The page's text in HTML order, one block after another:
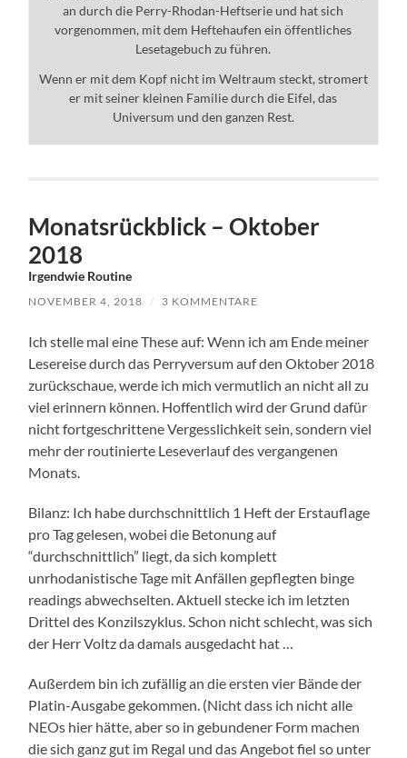
an durch die Perry-Rhodan-Heftserie und hat sich
vorgenommen, mit dem Heftehaufen ein öffentliches
Lesetagebuch zu führen.
Wenn er mit dem Kopf nicht im Weltraum steckt, stromert
er mit seiner kleinen Familie durch die Eifel, das
Universum und den ganzen Rest.
Monatsrückblick – Oktober
2018
Irgendwie Routine
NOVEMBER 4, 2018 / 3 KOMMENTARE
Ich stelle mal eine These auf: Wenn ich am Ende meiner
Lesereise durch das Perryversum auf den Oktober 2018
zurückschaue, werde ich mich vermutlich an nicht all zu
viel erinnern können. Hoffentlich wird der Grund dafür
nicht fortgeschrittene Vergesslichkeit sein, sondern viel
mehr der routinierte Leseverlauf des vergangenen
Monats.
Bilanz: Ich habe durchschnittlich 1 Heft der Erstauflage
pro Tag gelesen, wobei die Betonung auf
“durchschnittlich” liegt, da sich komplett
unrhodanistische Tage mit Anfällen gepflegten binge
readings abwechselten. Aktuell stecke ich im letzten
Drittel des Konzilszyklus. Schon nicht schlecht, was sich
der Herr Voltz da damals ausgedacht hat …
Außerdem bin ich zufällig an die ersten vier Bände der
Platin-Ausgabe gekommen. (Nicht dass ich nicht alle
NEOs hier hätte, aber so in gebundener Form machen
die sich ganz gut im Regal und das Angebot fiel so unter